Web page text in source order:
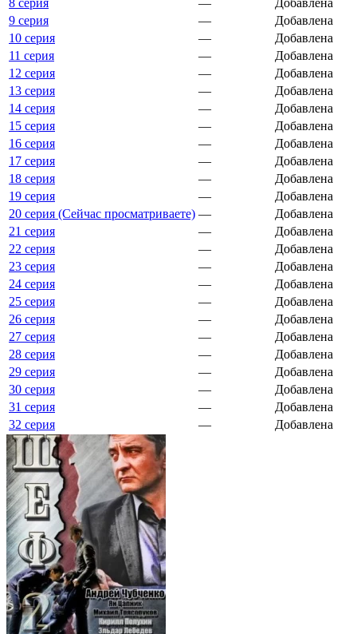
9 серия
—
Добавлена
10 серия
—
Добавлена
11 серия
—
Добавлена
12 серия
—
Добавлена
13 серия
—
Добавлена
14 серия
—
Добавлена
15 серия
—
Добавлена
16 серия
—
Добавлена
17 серия
—
Добавлена
18 серия
—
Добавлена
19 серия
—
Добавлена
20 серия (Сейчас просматриваете) —
Добавлена
21 серия
—
Добавлена
22 серия
—
Добавлена
23 серия
—
Добавлена
24 серия
—
Добавлена
25 серия
—
Добавлена
26 серия
—
Добавлена
27 серия
—
Добавлена
28 серия
—
Добавлена
29 серия
—
Добавлена
30 серия
—
Добавлена
31 серия
—
Добавлена
32 серия
— Добавлена